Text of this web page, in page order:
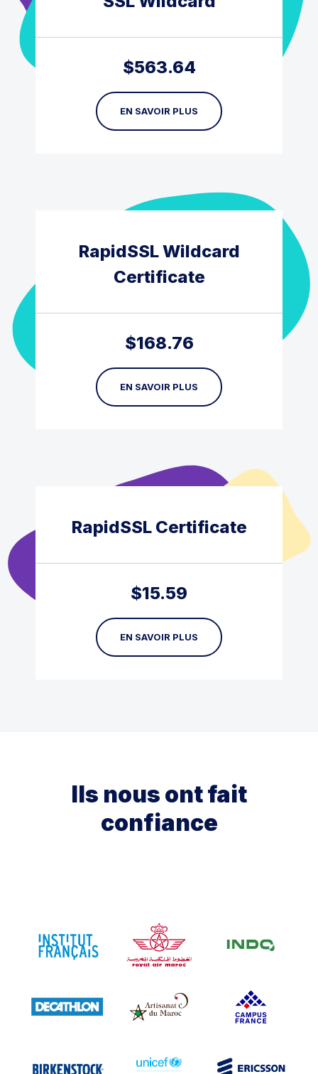
$563.64
EN SAVOIR PLUS
RapidSSL Wildcard
Certificate
$168.76
EN SAVOIR PLUS
RapidSSL Certificate
$15.59
EN SAVOIR PLUS
Ils nous ont fait
confiance